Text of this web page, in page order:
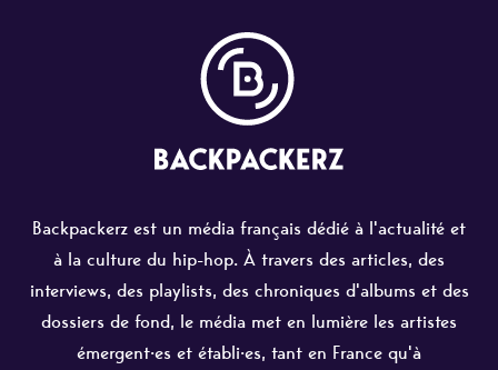
Backpackerz est un média français dédié à l'actualité et
à la culture du hip-hop. À travers des articles, des
interviews, des playlists, des chroniques d'albums et des
dossiers de fond, le média met en lumière les artistes
émergent·es et établi·es, tant en France qu'à